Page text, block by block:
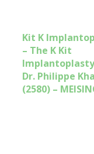
Kit K
– The K Kit
Dr. Philippe
(2580) –